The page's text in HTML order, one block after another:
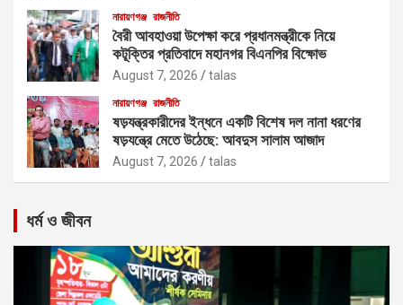
নারায়ণগঞ্জ রাজনীতি
বৈরী আবহাওয়া উপেক্ষা করে প্রধানমন্ত্রীকে নিয়ে
কটূক্তির প্রতিবাদে মহানগর বিএনপির বিক্ষোভ
August 7, 2026 talas
নারায়ণগঞ্জ রাজনীতি
ষড়যন্ত্রকারীদের ইন্ধনে একটি বিশেষ দল নানা ধরণের
ষড়যন্ত্রে মেতে উঠেছে: আবদুস সালাম আজাদ
August 7, 2026 talas
ধর্ম ও জীবন